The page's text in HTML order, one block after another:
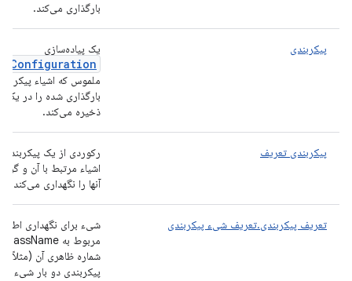
بارگذاری می‌کند.
پیکربندی یک پیاده‌سازی
IConfiguration
ملموس که اشیاء
بارگذاری شده را در یک
ذخیره می‌کند.
پیکربندی تعریف
رکوردی از یک پیکربندی،
اشیاء مرتبط با آن و
آنها را نگهداری می‌کند.
تعریف پیکربندی.تعریف شیء پیکربندی
شیء برای نگهداری
شماره ظاهری آن (مثلاً
پیکربندی دو بار شیء